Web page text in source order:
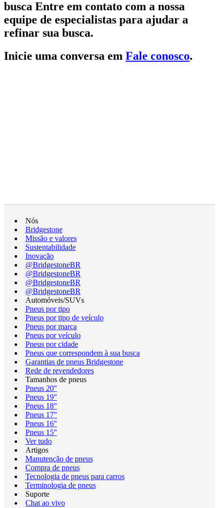
busca Entre em contato com a nossa
equipe de especialistas para ajudar a
refinar sua busca.
Inicie uma conversa em Fale conosco.
Nós
Bridgestone
Missão e valores
Sustentabilidade
Inovação
@BridgestoneBR
@BridgestoneBR
@BridgestoneBR
@BridgestoneBR
Automóveis/SUVs
Pneus por tipo
Pneus por tipo de veículo
Pneus por marca
Pneus por veículo
Pneus por cidade
Pneus que correspondem à sua busca
Garantias de pneus Bridgestone
Rede de revendedores
Tamanhos de pneus
Pneus 20"
Pneus 19"
Pneus 18"
Pneus 17"
Pneus 16"
Pneus 15"
Ver tudo
Artigos
Manutenção de pneus
Compra de pneus
Tecnologia de pneus para carros
Terminologia de pneus
Suporte
Chat ao vivo